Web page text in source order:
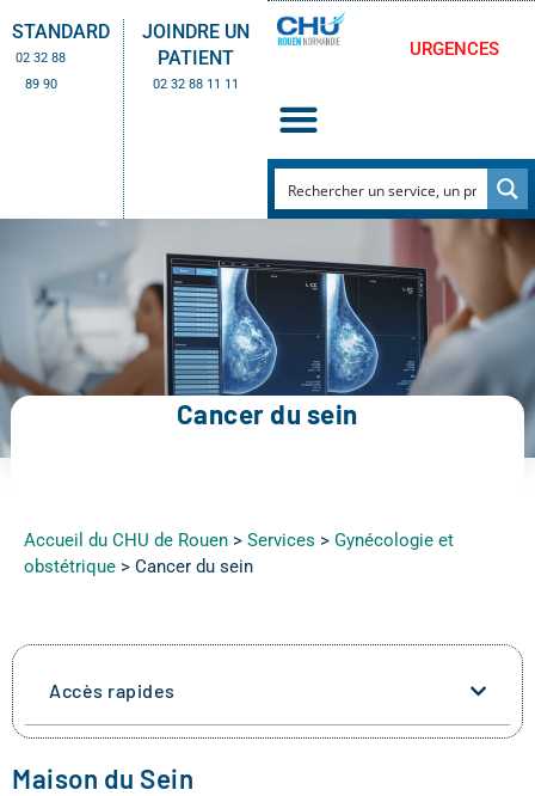
STANDARD
02 32 88
89 90
JOINDRE UN
PATIENT
02 32 88 11 11
URGENCES
Cancer du sein
Accueil du CHU de Rouen > Services > Gynécologie et
obstétrique > Cancer du sein
Accès rapides
Maison du Sein